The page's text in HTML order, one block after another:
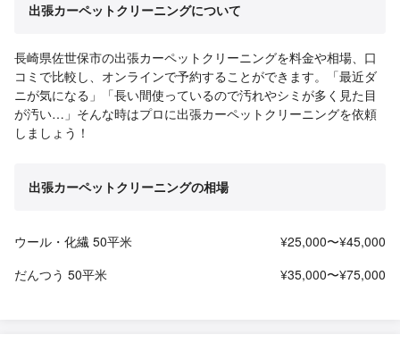
出張カーペットクリーニングについて
長崎県佐世保市の出張カーペットクリーニングを料金や相場、口
コミで比較し、オンラインで予約することができます。「最近ダ
ニが気になる」「長い間使っているので汚れやシミが多く見た目
が汚い…」そんな時はプロに出張カーペットクリーニングを依頼
しましょう！
出張カーペットクリーニングの相場
ウール・化繊 50平米
¥25,000〜¥45,000
だんつう 50平米
¥35,000〜¥75,000